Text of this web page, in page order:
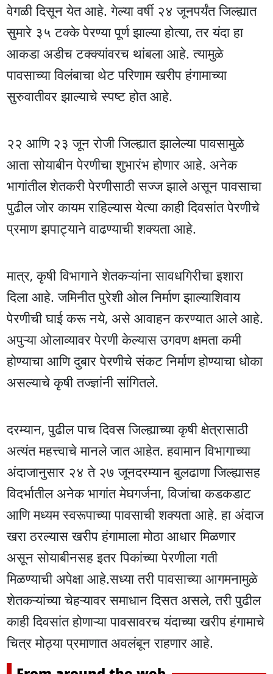
वेगळी दिसून येत आहे. गेल्या वर्षी २४ जूनपर्यंत जिल्ह्यात
सुमारे ३५ टक्के पेरण्या पूर्ण झाल्या होत्या, तर यंदा हा
आकडा अडीच टक्क्यांवरच थांबला आहे. त्यामुळे
पावसाच्या विलंबाचा थेट परिणाम खरीप हंगामाच्या
सुरुवातीवर झाल्याचे स्पष्ट होत आहे.
२२ आणि २३ जून रोजी जिल्ह्यात झालेल्या पावसामुळे
आता सोयाबीन पेरणीचा शुभारंभ होणार आहे. अनेक
भागांतील शेतकरी पेरणीसाठी सज्ज झाले असून पावसाचा
पुढील जोर कायम राहिल्यास येत्या काही दिवसांत पेरणीचे
प्रमाण झपाट्याने वाढण्याची शक्यता आहे.
मात्र, कृषी विभागाने शेतकऱ्यांना सावधगिरीचा इशारा
दिला आहे. जमिनीत पुरेशी ओल निर्माण झाल्याशिवाय
पेरणीची घाई करू नये, असे आवाहन करण्यात आले आहे.
अपुऱ्या ओलाव्यावर पेरणी केल्यास उगवण क्षमता कमी
होण्याचा आणि दुबार पेरणीचे संकट निर्माण होण्याचा धोका
असल्याचे कृषी तज्ज्ञांनी सांगितले.
दरम्यान, पुढील पाच दिवस जिल्ह्याच्या कृषी क्षेत्रासाठी
अत्यंत महत्त्वाचे मानले जात आहेत. हवामान विभागाच्या
अंदाजानुसार २४ ते २७ जूनदरम्यान बुलढाणा जिल्ह्यासह
विदर्भातील अनेक भागांत मेघगर्जना, विजांचा कडकडाट
आणि मध्यम स्वरूपाच्या पावसाची शक्यता आहे. हा अंदाज
खरा ठरल्यास खरीप हंगामाला मोठा आधार मिळणार
असून सोयाबीनसह इतर पिकांच्या पेरणीला गती
मिळण्याची अपेक्षा आहे.सध्या तरी पावसाच्या आगमनामुळे
शेतकऱ्यांच्या चेहऱ्यावर समाधान दिसत असले, तरी पुढील
काही दिवसांत होणाऱ्या पावसावरच यंदाच्या खरीप हंगामाचे
चित्र मोठ्या प्रमाणात अवलंबून राहणार आहे.